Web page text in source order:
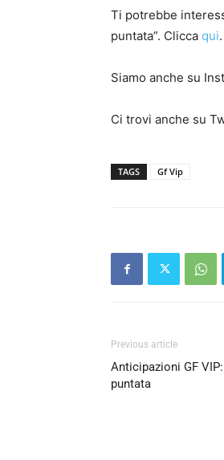
Ti potrebbe
puntata”. Clicca qui.
Siamo anche su
Ci trovi anche su
TAGS Gf Vip
Previous article
Anticipazioni GF
puntata